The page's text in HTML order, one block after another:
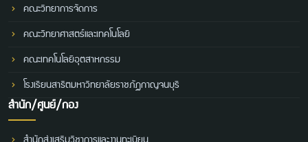
คณะวิทยาการจัดการ
คณะวิทยาศาสตร์และเทคโนโลยี
คณะเทคโนโลยีอุตสาหกรรม
โรงเรียนสาธิตมหาวิทยาลัยราชภัฏกาญจนบุรี
สำนัก/ศูนย์/กอง